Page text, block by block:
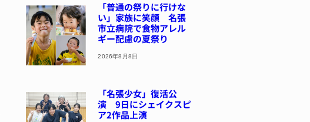
「普通の祭りに行けな
い」家族に笑顔 名張
市立病院で食物アレル
ギー配慮の夏祭り
2026年8月8日
「名張少女」復活公
演 9日にシェイクスピ
ア2作品上演